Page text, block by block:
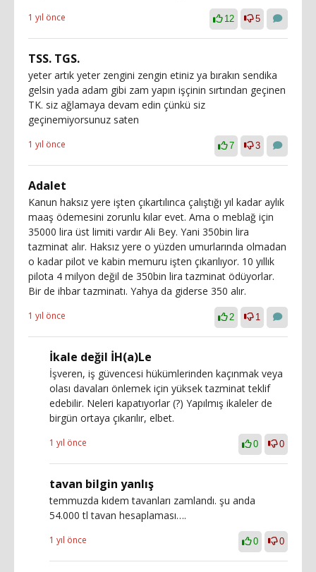
1 yıl önce 12 5
TSS. TGS.
yeter artık yeter zengini zengin etiniz ya bırakın sendika
gelsin yada adam gibi zam yapın işçinin sırtından geçinen
TK. siz ağlamaya devam edin çünkü siz
geçinemiyorsunuz saten
1 yıl önce 7 3
Adalet
Kanun haksız yere işten çıkartılınca çalıştığı yıl kadar aylık
maaş ödemesini zorunlu kılar evet. Ama o meblağ için
35000 lira üst limiti vardır Ali Bey. Yani 350bin lira
tazminat alır. Haksız yere o yüzden umurlarında olmadan
o kadar pilot ve kabin memuru işten çıkarılıyor. 10 yıllık
pilota 4 milyon değil de 350bin lira tazminat ödüyorlar.
Bir de ihbar tazminatı. Yahya da giderse 350 alır.
1 yıl önce 2 1
İkale değil İH(a)Le
İşveren, iş güvencesi hükümlerinden kaçınmak veya
olası davaları önlemek için yüksek tazminat teklif
edebilir. Neleri kapatıyorlar (?) Yapılmış ikaleler de
birgün ortaya çıkarılır, elbet.
1 yıl önce 0 0
tavan bilgin yanlış
temmuzda kıdem tavanları zamlandı. şu anda
54.000 tl tavan hesaplaması….
1 yıl önce 0 0